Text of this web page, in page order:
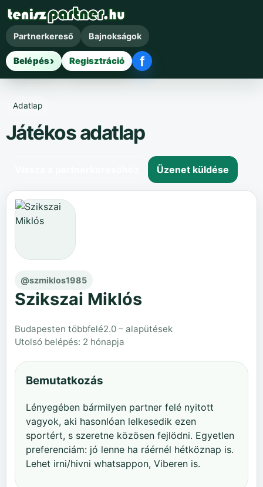
Partnerkereső Bajnokságok
Belépés Regisztráció fFacebook belépés
Adatlap
Játékos adatlap
Üzenet küldése
@szmiklos1985
Szikszai Miklós
Budapesten többfelé2.0 – alapütések
Utolsó belépés: 2 hónapja
Bemutatkozás
Lényegében bármilyen partner felé nyitott
vagyok, aki hasonlóan lelkesedik ezen
sportért, s szeretne közösen fejlödni. Egyetlen
preferenciám: jó lenne ha ráérnél hétköznap is.
Lehet irni/hivni whatsappon, Viberen is.